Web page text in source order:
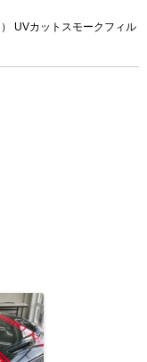
UVカットスモークフィル